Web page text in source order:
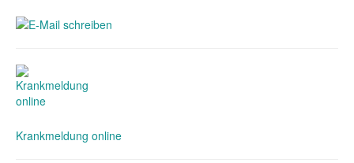
Krankmeldung online